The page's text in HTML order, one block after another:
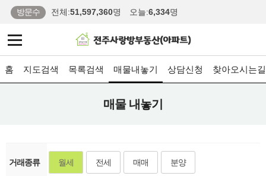
방문수 전체:51,597,360명 오늘:6,334명
홈 지도검색 목록검색 매물내놓기 상담신청 찾아오시는길
매물 내놓기
거래종류 월세 전세 매매 분양